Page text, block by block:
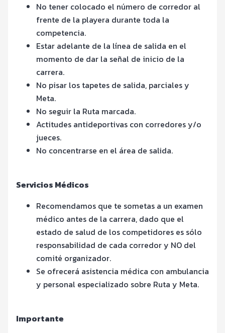
No tener colocado el número de corredor al
frente de la playera durante toda la
competencia.
Estar adelante de la línea de salida en el
momento de dar la señal de inicio de la
carrera.
No pisar los tapetes de salida, parciales y
Meta.
No seguir la Ruta marcada.
Actitudes antideportivas con corredores y/o
jueces.
No concentrarse en el área de salida.
Servicios Médicos
Recomendamos que te sometas a un examen
médico antes de la carrera, dado que el
estado de salud de los competidores es sólo
responsabilidad de cada corredor y NO del
comité organizador.
Se ofrecerá asistencia médica con ambulancia
y personal especializado sobre Ruta y Meta.
Importante